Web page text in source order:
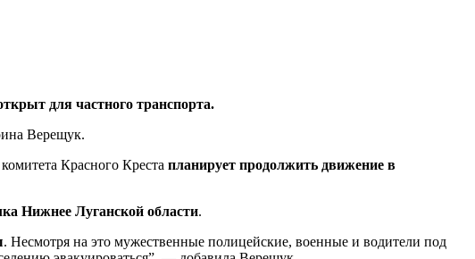
для частного транспорта.
Верещук.
Красного Креста планирует продолжить движение в
Нижнее Луганской области.
. Несмотря на это мужественные полицейские, военные и водители под